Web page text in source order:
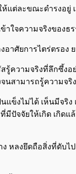
แต่ละขณะดำรงอยู่
าใจความจริงของธ
อาศัยการไตร่ตรอง
รู้ความจริงที่ลึกซึ้ง
นสามารถรู้ความจ
นแข็งไม่ได้ เห็นมีจ
มีปัจจัยให้เกิด เกิด
ง หลงยึดถือสิ่งที่ดับ